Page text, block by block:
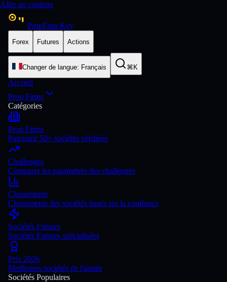
Aller au contenu
PropFirm Key
Forex Futures Actions
Changer de langue: Français ⌘K
Accueil
Prop Firms
Catégories
Prop Firms
Parcourir 50+ sociétés vérifiées
Challenges
Comparer les paramètres des challenges
Classements
Classements des sociétés basés sur la confiance
Sociétés Futures
Sociétés Futures spécialisées
Prix 2026
Meilleures sociétés de l'année
Sociétés Populaires